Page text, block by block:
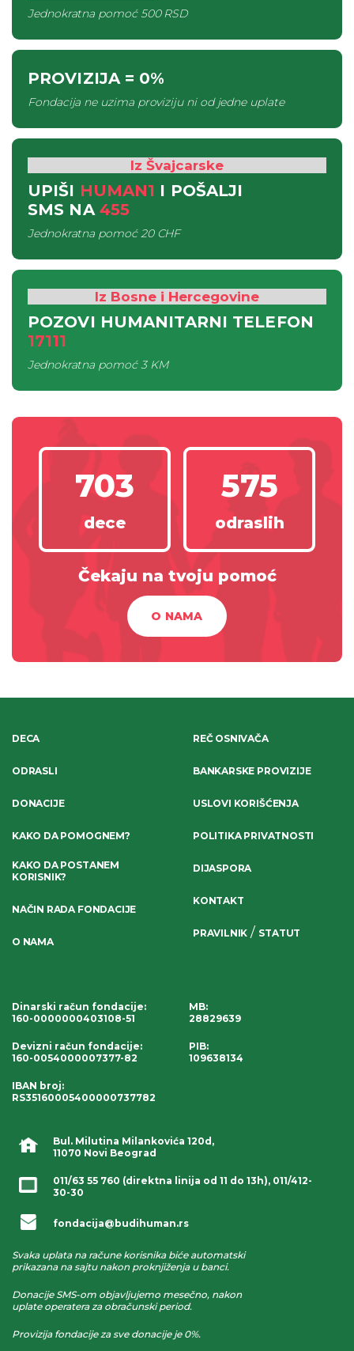
Jednokratna pomoć500 RSD
PROVIZIJA= 0%
Fondacija ne uzima proviziju ni od jedne uplate
Iz Švajcarske
UPIŠI HUMAN1 I POŠALJI
SMS NA 455
Jednokratna pomoć20 CHF
Iz Bosne i Hercegovine
POZOVI HUMANITARNI TELEFON
17111
Jednokratna pomoć3 KM
703
dece
575
odraslih
Čekaju na tvoju pomoć
O NAMA
Bul. Milutina Milankovića 120d,
11070 Novi Beograd
011/63 55 760 (direktna linija od 11 do 13h), 011/412-
30-30
fondacija@budihuman.rs
Svaka uplata na račune korisnika biće automatski
prikazana na sajtu nakon proknjiženja u banci.
Donacije SMS-om objavljujemo mesečno, nakon
uplate operatera za obračunski period.
Provizija fondacije za sve donacije je 0%.
DECA
ODRASLI
DONACIJE
KAKO DA POMOGNEM?
KAKO DA POSTANEM
KORISNIK?
NAČIN RADA FONDACIJE
O NAMA
REČ OSNIVAČA
BANKARSKE PROVIZIJE
USLOVI KORIŠĆENJA
POLITIKA PRIVATNOSTI
DIJASPORA
KONTAKT
PRAVILNIK / STATUT
Dinarski račun fondacije:
160-0000000403108-51
Devizni račun fondacije:
160-0054000007377-82
IBAN broj:
RS35160005400000737782
MB:
28829639
PIB:
109638134